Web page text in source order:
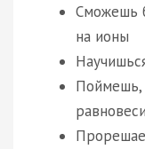
Сможешь
на ионы
Поймешь,